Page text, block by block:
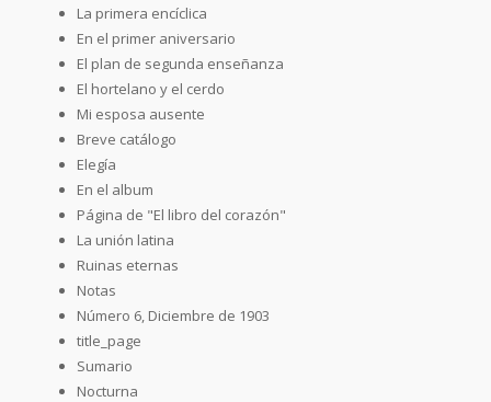
La primera encíclica
En el primer aniversario
El plan de segunda enseñanza
El hortelano y el cerdo
Mi esposa ausente
Breve catálogo
Elegía
En el album
Página de "El libro del corazón"
La unión latina
Ruinas eternas
Notas
Número 6, Diciembre de 1903
title_page
Sumario
Nocturna